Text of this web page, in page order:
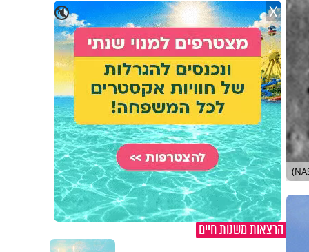
🔇 X
הרצאות משנות חיים